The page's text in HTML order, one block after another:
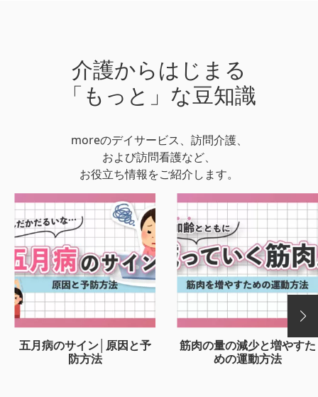
介護からはじまる
「もっと」な豆知識
moreのデイサービス、訪問介護、
および訪問看護など、
お役立ち情報をご紹介します。
五月病のサイン│原因と予
防方法
筋肉の量の減少と増やすた
めの運動方法